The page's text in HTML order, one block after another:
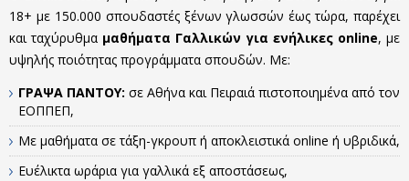
18+ με 150.000 σπουδαστές ξένων γλωσσών έως τώρα, παρέχει
και ταχύρυθμα μαθήματα Γαλλικών για ενήλικες online, με
υψηλής ποιότητας προγράμματα σπουδών. Με:
ΓΡΑΨΑ ΠΑΝΤΟΥ: σε Αθήνα και Πειραιά πιστοποιημένα από τον
ΕΟΠΠΕΠ,
Με μαθήματα σε τάξη-γκρουπ ή αποκλειστικά online ή υβριδικά,
Ευέλικτα ωράρια για γαλλικά εξ αποστάσεως,